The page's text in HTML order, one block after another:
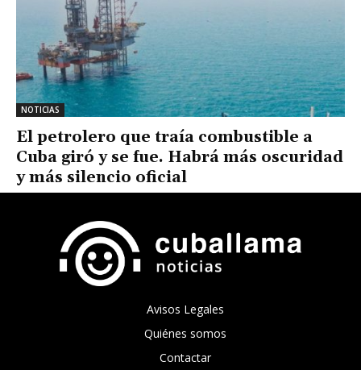
NOTICIAS
El petrolero que traía combustible a
Cuba giró y se fue. Habrá más oscuridad
y más silencio oficial
Avisos Legales
Quiénes somos
Contactar